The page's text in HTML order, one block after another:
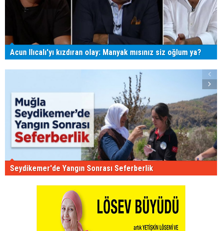
Acun Ilıcalı'yı kızdıran olay: Manyak mısınız siz oğlum ya?
Seydikemer'de Yangın Sonrası Seferberlik